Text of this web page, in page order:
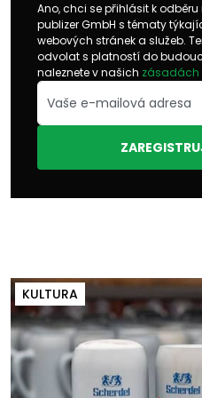
Ano, chci se přihlásit k
publizer GmbH s tématy
webových stránek a služeb.
odvolat s platností do
naleznete v našich zásadách
KULTURA